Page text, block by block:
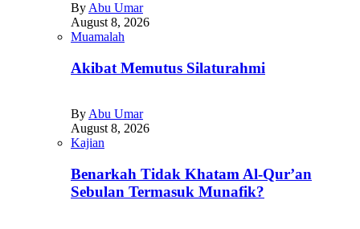
ByAbu Umar
August 8, 2026
Muamalah
Akibat Memutus Silaturahmi
By Abu Umar
August 8, 2026
Kajian
Benarkah Tidak Khatam Al-Qur’an
Sebulan Termasuk Munafik?